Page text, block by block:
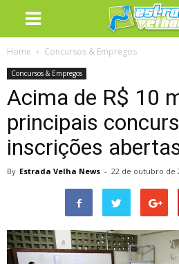
Home Concursos & Empregos
Concursos & Empregos
Acima de R$ 10
principais
inscrições
By Estrada Velha News - 22 de outubro de